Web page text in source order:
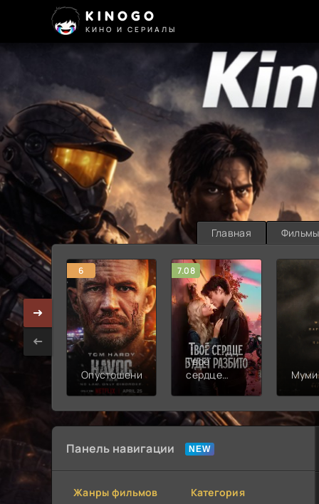
KINOGO
КИНО И СЕРИАЛЫ
Главная Фильмы
6
Опустошение
7.08
Твоё
сердце
Панель навигации
Жанры фильмов Категория